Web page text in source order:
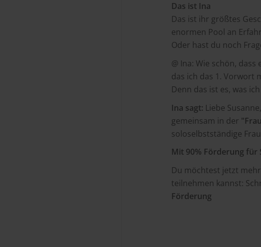
Das ist Ina
Das ist ihr größtes
enormen Pool an
Oder hast du noch
@ Ina: Wie schön,
das ich das 1. Vorwort
Denn das ist es, was
Ina sagt: Liebe
gemeinsam in der
soloselbstständige
Mit 90% Förderung für
Du möchtest jetzt
teilnehmen kannst:
Förderung